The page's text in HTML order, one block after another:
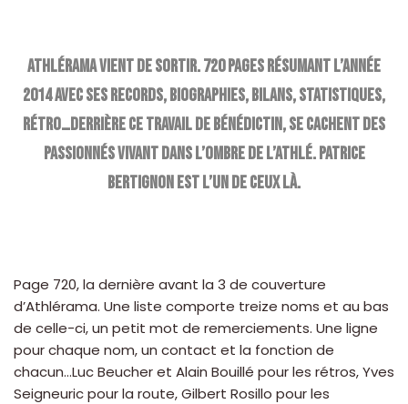
Athlérama vient de sortir. 720 pages résumant l’année
2014 avec ses records, biographies, bilans, statistiques,
rétro…Derrière ce travail de bénédictin, se cachent des
passionnés vivant dans l’ombre de l’athlé. Patrice
Bertignon est l’un de ceux là.
Page 720, la dernière avant la 3 de couverture
d’Athlérama. Une liste comporte treize noms et au bas
de celle-ci, un petit mot de remerciements. Une ligne
pour chaque nom, un contact et la fonction de
chacun…Luc Beucher et Alain Bouillé pour les rétros, Yves
Seigneuric pour la route, Gilbert Rosillo pour les